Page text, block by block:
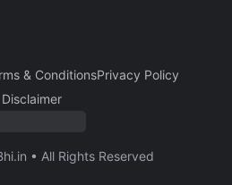
& ConditionsPrivacy Policy
Disclaimer
• All Rights Reserved